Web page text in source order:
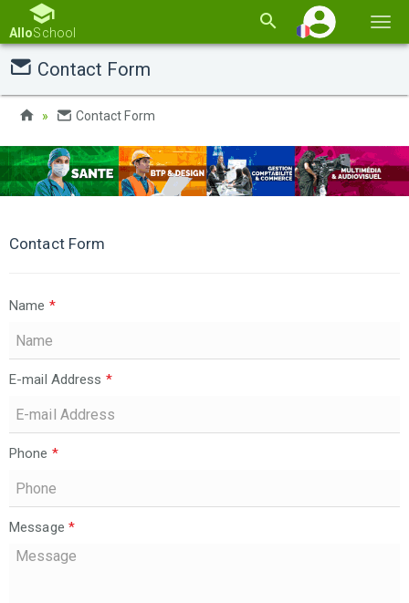
la
AlloSchool
Contact Form
Contact Form
Contact Form
Name *
E-mail Address *
Phone *
Message *